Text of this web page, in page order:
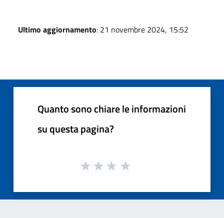
Ultimo aggiornamento: 21 novembre 2024, 15:52
Quanto sono chiare le informazioni
su questa pagina?